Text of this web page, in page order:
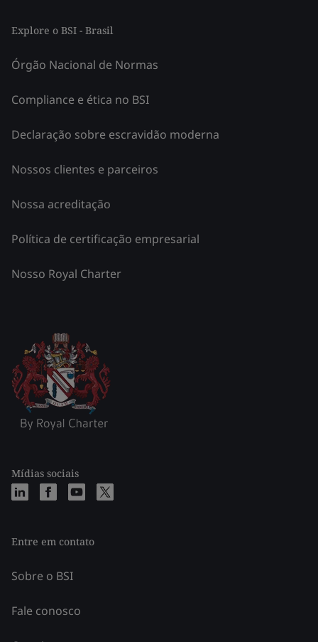
Explore o BSI - Brasil
Órgão Nacional de Normas
Compliance e ética no BSI
Declaração sobre escravidão moderna
Nossos clientes e parceiros
Nossa acreditação
Política de certificação empresarial
Nosso Royal Charter
Mídias sociais
Entre em contato
Sobre o BSI
Fale conosco